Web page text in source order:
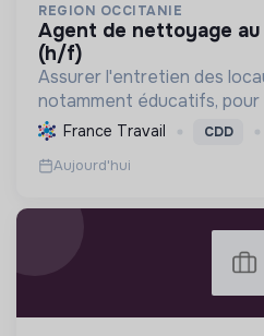
REGION OCCITANIE
agent de nettoyage au sein d'un lycée
(h/f)
Assurer l'entretien des
notamment éducatifs, pour
et propice au bien-être.
des ressources et à la
infrastructures.
France Travail CDD
Aujourd'hui